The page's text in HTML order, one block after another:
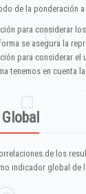
de la ponderación
para considerar
se asegura la
para considerar
tenemos en cuenta
de los
indicador global